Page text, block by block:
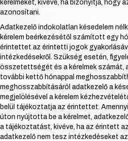
kérelmeket, kivéve, ha bizonyítja, hogy
azonosítani.
Adatkezelő indokolatlan késedelem
kérelem beérkezésétől számított egy
érintettet az érintetti jogok
intézkedésekről. Szükség esetén,
összetettségét és a kérelmek számát,
további kettő hónappal
meghosszabbításáról adatkezelő a
megjelölésével a kérelem
belül tájékoztatja az érintettet.
úton nyújtotta be a kérelmet,
a tájékoztatást, kivéve, ha az érintett
adatkezelő nem tesz intézkedéseket